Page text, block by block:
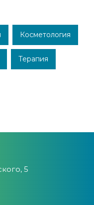
Косметология
Терапия
5